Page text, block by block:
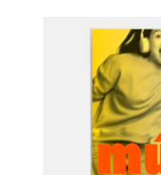
APRENDER
HUERTO ·
Aprender
huerto ·
Lamas